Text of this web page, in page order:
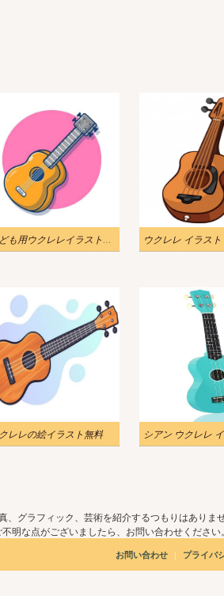
子ども用ウクレレイラスト無料 ウクレレ イラス
レレの絵イラスト無料
グラフィック、芸術を紹介するつもりはありま
な点がございましたら、お問い合わせください。
お問い合わせ | プライバ